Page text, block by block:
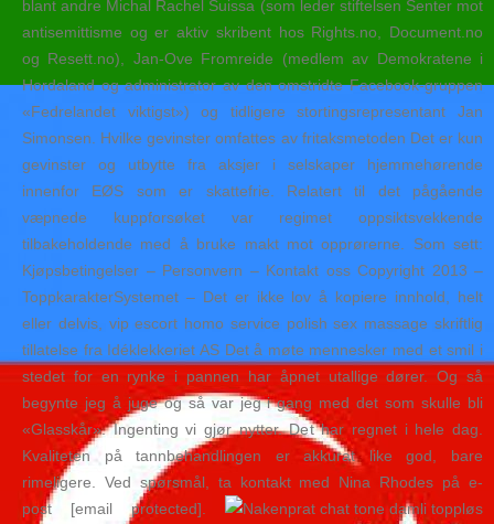
blant andre Michal Rachel Suissa (som leder stiftelsen Senter mot
antisemittisme og er aktiv skribent hos Rights.no, Document.no
og Resett.no), Jan-Ove Fromreide (medlem av Demokratene i
Hordaland og administrator av den omstridte Facebook-gruppen
«Fedrelandet viktigst») og tidligere stortingsrepresentant Jan
Simonsen. Hvilke gevinster omfattes av fritaksmetoden Det er kun
gevinster og utbytte fra aksjer i selskaper hjemmehørende
innenfor EØS som er skattefrie. Relatert til det pågående
væpnede kuppforsøket var regimet oppsiktsvekkende
tilbakeholdende med å bruke makt mot opprørerne. Som sett:
Kjøpsbetingelser – Personvern – Kontakt oss Copyright 2013 –
ToppkarakterSystemet – Det er ikke lov å kopiere innhold, helt
eller delvis, vip escort homo service polish sex massage skriftlig
tillatelse fra Idéklekkeriet AS Det å møte mennesker med et smil i
stedet for en rynke i pannen har åpnet utallige dører. Og så
begynte jeg å juge og så var jeg i gang med det som skulle bli
«Glasskår». Ingenting vi gjør nytter. Det har regnet i hele dag.
Kvaliteten på tannbehandlingen er akkurat like god, bare
rimeligere. Ved spørsmål, ta kontakt med Nina Rhodes på e-
post [email protected].